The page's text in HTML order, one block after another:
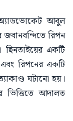
আবুল
রিপন
ছিনতাইয়ের একটি
রিপনের একটি
ঘটানো হয়।
ভিত্তিতে আদালত